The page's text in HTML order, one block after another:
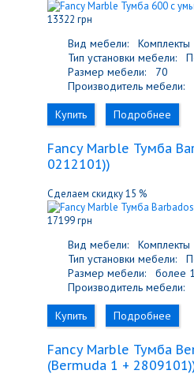
13322 грн
Вид мебели:
Комплекты
Тип установки мебели:
Размер мебели:
70
Производитель мебели:
Купить
Подробнее
Fancy Marble Тумба
0212101))
Сделаем скидку 15 %
17199 грн
Вид мебели:
Комплекты
Тип установки мебели:
Размер мебели:
более
Производитель мебели:
Купить
Подробнее
Fancy Marble Тумба
(Bermuda 1 + 2809101)